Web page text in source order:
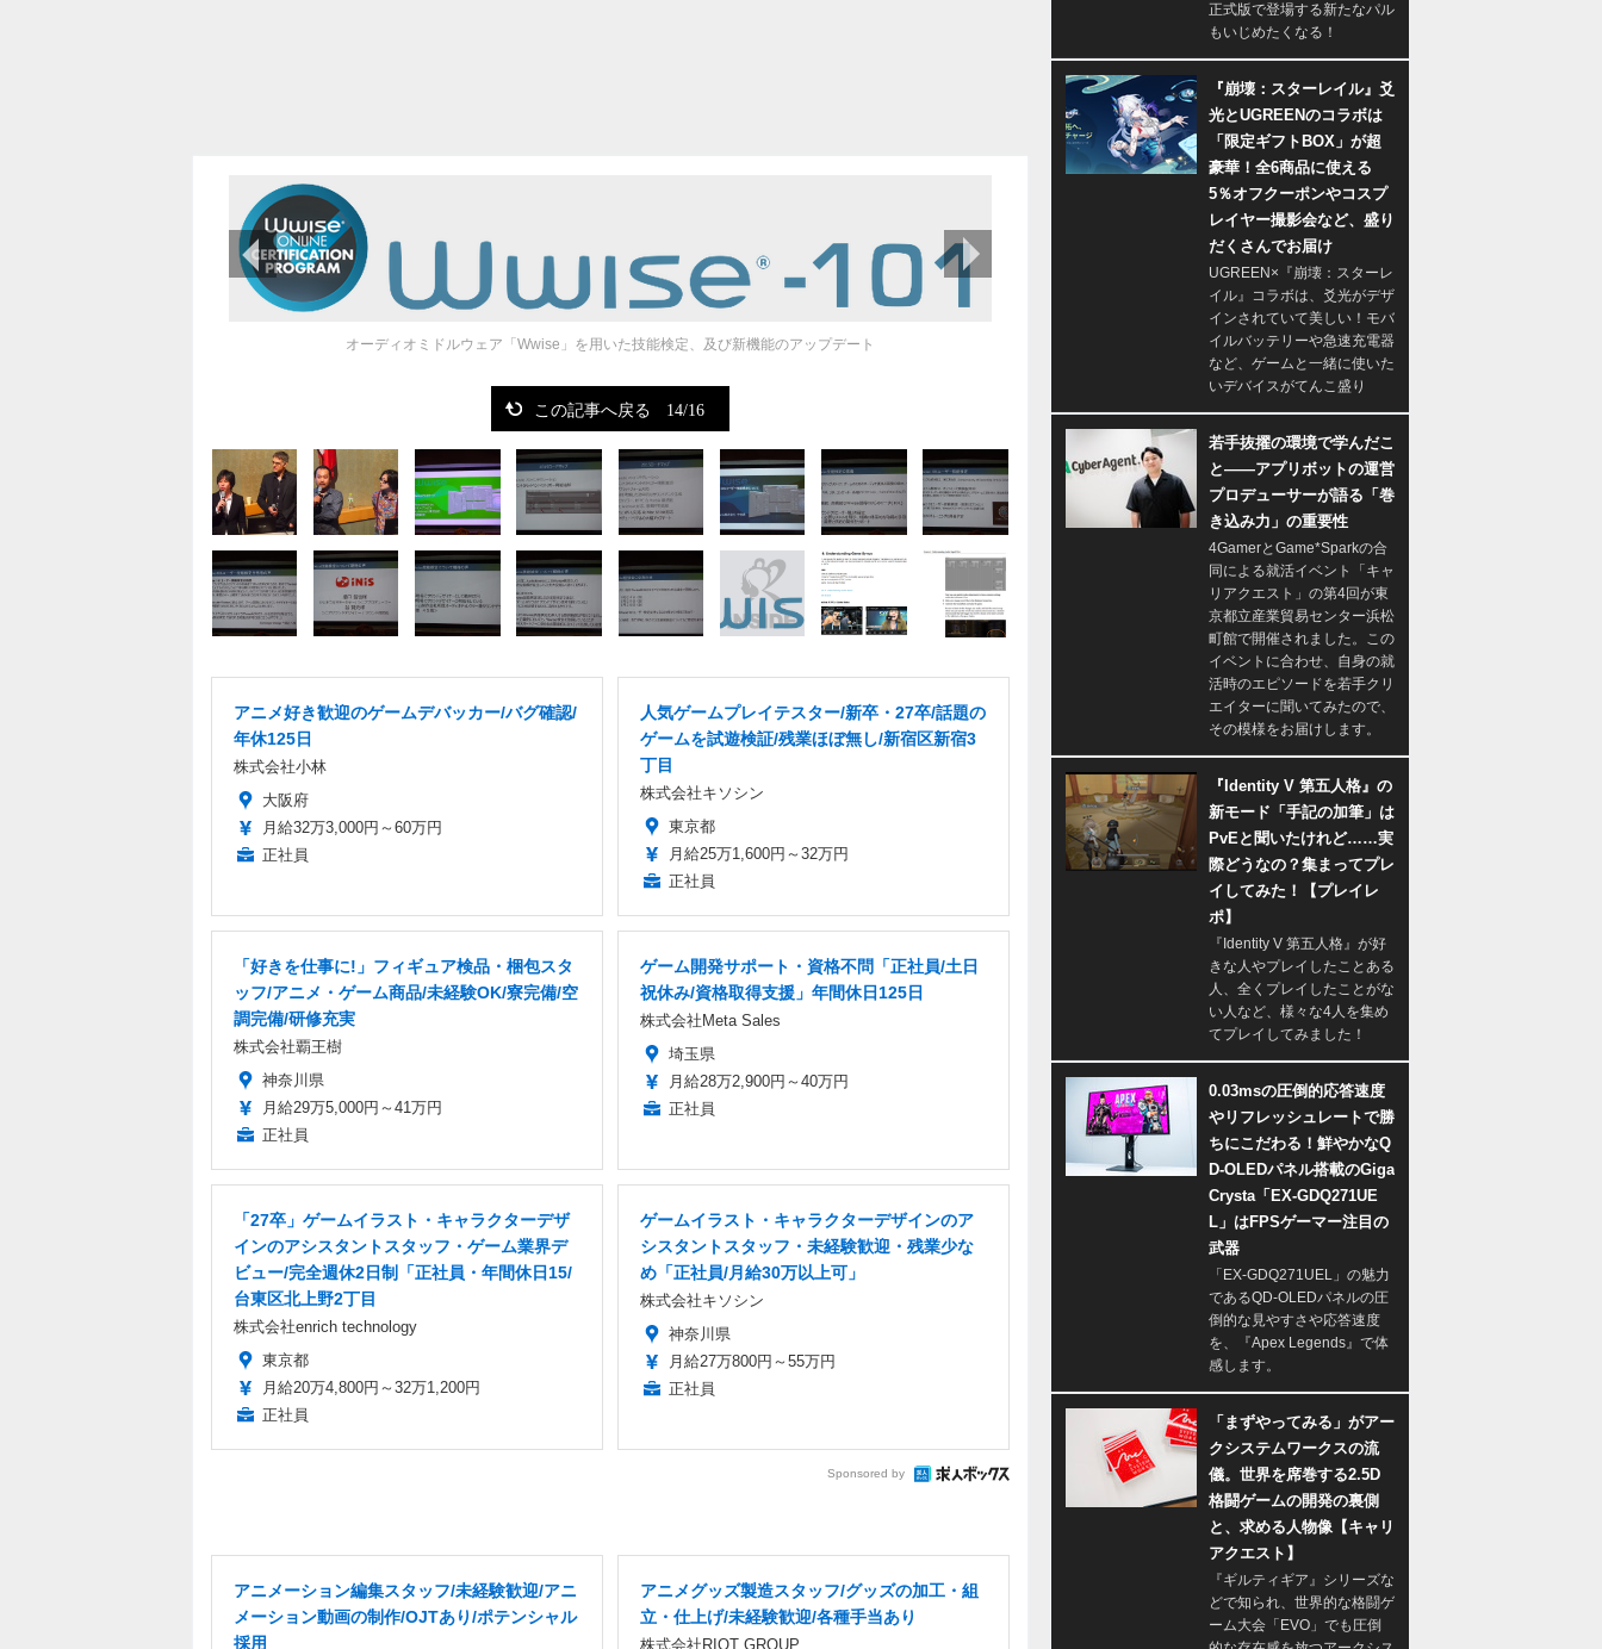
オーディオミドルウェア「Wwise」を用いた技能検定、及び新機能のアップデート
この記事へ戻る 14/16
アニメ好き歓迎のゲームデバッカー/バグ確認/
年休125日
株式会社小林
大阪府
月給32万3,000円～60万円
正社員
人気ゲームプレイテスター/新卒・27卒/話題の
ゲームを試遊検証/残業ほぼ無し/新宿区新宿3
丁目
株式会社キソシン
東京都
月給25万1,600円～32万円
正社員
「好きを仕事に!」フィギュア検品・梱包スタ
ッフ/アニメ・ゲーム商品/未経験OK/寮完備/空
調完備/研修充実
株式会社覇王樹
神奈川県
月給29万5,000円～41万円
正社員
ゲーム開発サポート・資格不問「正社員/土日
祝休み/資格取得支援」年間休日125日
株式会社Meta Sales
埼玉県
月給28万2,900円～40万円
正社員
「27卒」ゲームイラスト・キャラクターデザ
インのアシスタントスタッフ・ゲーム業界デ
ビュー/完全週休2日制「正社員・年間休日15/
台東区北上野2丁目
株式会社enrich technology
東京都
月給20万4,800円～32万1,200円
正社員
ゲームイラスト・キャラクターデザインのア
シスタントスタッフ・未経験歓迎・残業少な
め「正社員/月給30万以上可」
株式会社キソシン
神奈川県
月給27万800円～55万円
正社員
Sponsored by
アニメーション編集スタッフ/未経験歓迎/アニ
メーション動画の制作/OJTあり/ポテンシャル
採用
アニメグッズ製造スタッフ/グッズの加工・組
立・仕上げ/未経験歓迎/各種手当あり
株式会社RIOT GROUP
正式版で登場する新たなパル
もいじめたくなる！
『崩壊：スターレイル』爻
光とUGREENのコラボは
「限定ギフトBOX」が超
豪華！全6商品に使える
5％オフクーポンやコスプ
レイヤー撮影会など、盛り
だくさんでお届け
UGREEN×『崩壊：スターレ
イル』コラボは、爻光がデザ
インされていて美しい！モバ
イルバッテリーや急速充電器
など、ゲームと一緒に使いた
いデバイスがてんこ盛り
若手抜擢の環境で学んだこ
と――アプリボットの運営
プロデューサーが語る「巻
き込み力」の重要性
4GamerとGame*Sparkの合
同による就活イベント「キャ
リアクエスト」の第4回が東
京都立産業貿易センター浜松
町館で開催されました。この
イベントに合わせ、自身の就
活時のエピソードを若手クリ
エイターに聞いてみたので、
その模様をお届けします。
『Identity V 第五人格』の
新モード「手記の加筆」は
PvEと聞いたけれど……実
際どうなの？集まってプレ
イしてみた！【プレイレ
ポ】
『Identity V 第五人格』が好
きな人やプレイしたことある
人、全くプレイしたことがな
い人など、様々な4人を集め
てプレイしてみました！
0.03msの圧倒的応答速度
やリフレッシュレートで勝
ちにこだわる！鮮やかなQ
D-OLEDパネル搭載のGiga
Crysta「EX-GDQ271UE
L」はFPSゲーマー注目の
武器
「EX-GDQ271UEL」の魅力
であるQD-OLEDパネルの圧
倒的な見やすさや応答速度
を、『Apex Legends』で体
感します。
「まずやってみる」がアー
クシステムワークスの流
儀。世界を席巻する2.5D
格闘ゲームの開発の裏側
と、求める人物像【キャリ
アクエスト】
『ギルティギア』シリーズな
どで知られ、世界的な格闘ゲ
ーム大会「EVO」でも圧倒